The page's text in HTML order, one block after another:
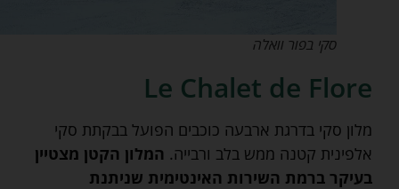
סקי בפור וואלה
Le Chalet de Flore
מלון סקי בדרגת ארבעה כוכבים הפועל בבקתת סקי
אלפינית קטנה ממש בלב ורבייה.המלון הקטן מצטיין
בעיקר ברמת השירות האינטימית שניתנת